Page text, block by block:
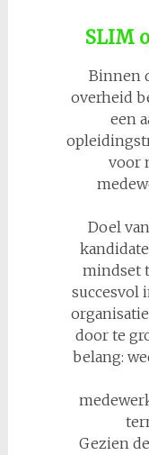
SLIM
Binnen
overheid
een
voor
Doel
mindset
succesvol
door te
belang:
Gezien